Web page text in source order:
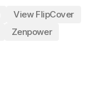
View FlipCover
Zenpower